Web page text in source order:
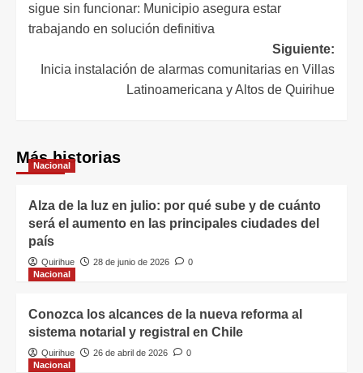
sigue sin funcionar: Municipio asegura estar
trabajando en solución definitiva
Siguiente:
Inicia instalación de alarmas comunitarias en Villas
Latinoamericana y Altos de Quirihue
Más historias
Nacional
Alza de la luz en julio: por qué sube y de cuánto
será el aumento en las principales ciudades del
país
Quirihue 28 de junio de 2026
0
Nacional
Conozca los alcances de la nueva reforma al
sistema notarial y registral en Chile
Quirihue 26 de abril de 2026
0
Nacional